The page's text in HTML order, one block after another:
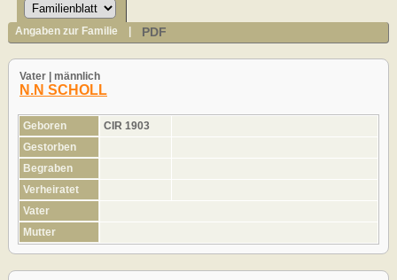
Angaben zur Familie PDF
Vater | männlich
N.N SCHOLL
Geboren
CIR 1903
Gestorben
Begraben
Verheiratet
Vater
Mutter